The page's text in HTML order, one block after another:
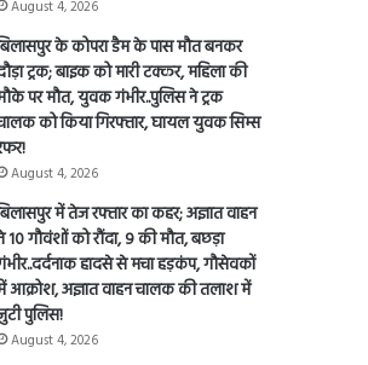
August 4, 2026
के कोपरा डैम के पास मौत बनकर
ट्रक; बाइक को मारी टक्कर, महिला की
पर मौत, युवक गंभीर..पुलिस ने ट्रक
को किया गिरफ्तार, घायल युवक सिम्स
August 4, 2026
में तेज रफ्तार का कहर; अज्ञात वाहन
10 गौवंशों को रौंदा, 9 की मौत, बछड़ा
हादसे से मचा हड़कंप, गौसेवकों
आक्रोश, अज्ञात वाहन चालक की तलाश में
पुलिस!
August 4, 2026